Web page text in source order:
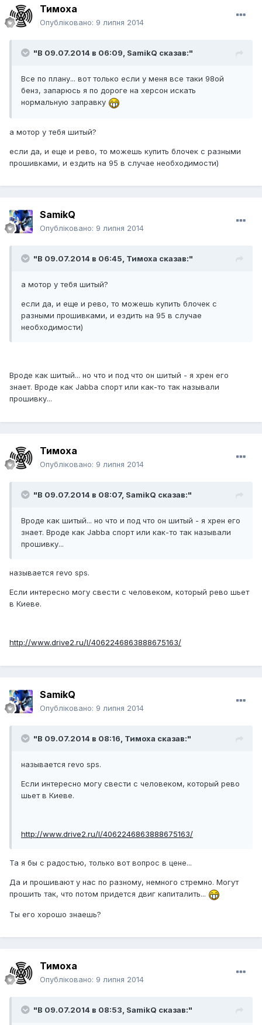
Тимоха
Опубліковано: 9 липня 2014
"В 09.07.2014 в 06:09, SamikQ сказав:"
Все по плану... вот только если у меня все таки 98ой
бенз, запарюсь я по дороге на херсон искать
нормальную заправку
а мотор у тебя шитый?
если да, и еще и рево, то можешь купить блочек с разными
прошивками, и ездить на 95 в случае необходимости)
SamikQ
Опубліковано: 9 липня 2014
"В 09.07.2014 в 06:45, Тимоха сказав:"
а мотор у тебя шитый?
если да, и еще и рево, то можешь купить блочек с
разными прошивками, и ездить на 95 в случае
необходимости)
Вроде как шитый... но что и под что он шитый - я хрен его
знает. Вроде как Jabba спорт или как-то так называли
прошивку...
Тимоха
Опубліковано: 9 липня 2014
"В 09.07.2014 в 08:07, SamikQ сказав:"
Вроде как шитый... но что и под что он шитый - я хрен его
знает. Вроде как Jabba спорт или как-то так называли
прошивку...
называется revo sps.
Если интересно могу свести с человеком, который рево шьет
в Киеве.
http://www.drive2.ru/l/4062246863888675163/
SamikQ
Опубліковано: 9 липня 2014
"В 09.07.2014 в 08:16, Тимоха сказав:"
называется revo sps.
Если интересно могу свести с человеком, который рево
шьет в Киеве.
http://www.drive2.ru/l/4062246863888675163/
Та я бы с радостью, только вот вопрос в цене...
Да и прошивают у нас по разному, немного стремно. Могут
прошить так, что потом придется двиг капиталить...
Ты его хорошо знаешь?
Тимоха
Опубліковано: 9 липня 2014
"В 09.07.2014 в 08:53, SamikQ сказав:"